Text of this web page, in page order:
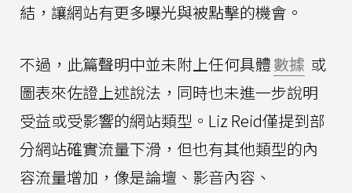
結，讓網站有更多曝光與被點擊的機會。
不過，此篇聲明中並未附上任何具體數據 或
圖表來佐證上述說法，同時也未進一步說明
受益或受影響的網站類型。Liz Reid僅提到部
分網站確實流量下滑，但也有其他類型的內
容流量增加，像是論壇、影音內容、